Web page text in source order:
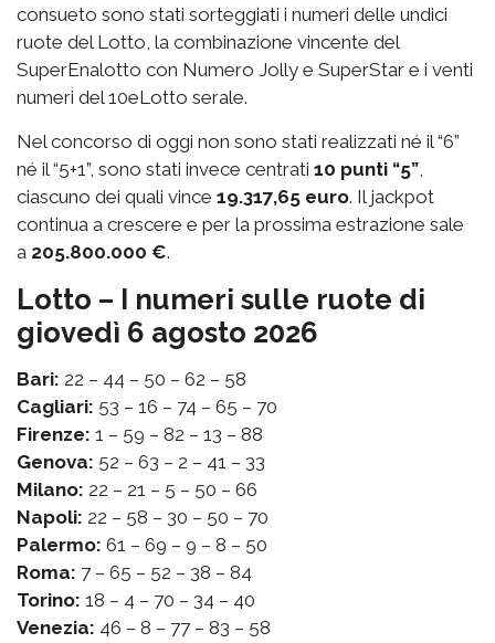
consueto sono stati sorteggiati i numeri delle undici
ruote del Lotto, la combinazione vincente del
SuperEnalotto con Numero Jolly e SuperStar e i venti
numeri del 10eLotto serale.
Nel concorso di oggi non sono stati realizzati né il “6”
né il “5+1”, sono stati invece centrati 10 punti “5”,
ciascuno dei quali vince 19.317,65 euro. Il jackpot
continua a crescere e per la prossima estrazione sale
a 205.800.000 €.
Lotto – I numeri sulle ruote di
giovedì 6 agosto 2026
Bari: 22 – 44 – 50 – 62 – 58
Cagliari: 53 – 16 – 74 – 65 – 70
Firenze: 1 – 59 – 82 – 13 – 88
Genova: 52 – 63 – 2 – 41 – 33
Milano: 22 – 21 – 5 – 50 – 66
Napoli: 22 – 58 – 30 – 50 – 70
Palermo: 61 – 69 – 9 – 8 – 50
Roma: 7 – 65 – 52 – 38 – 84
Torino: 18 – 4 – 70 – 34 – 40
Venezia: 46 – 8 – 77 – 83 – 58